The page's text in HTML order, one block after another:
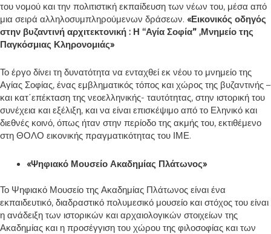
του νομού και την πολιτιστική εκπαίδευση των νέων του, μέσα από
μια σειρά αλληλοσυμπληρούμενων δράσεων. «Εικονικός οδηγός
στην βυζαντινή αρχιτεκτονική : Η “Αγία Σοφία” ,Μνημείο της
Παγκόσμιας Κληρονομιάς»
Το έργο δίνει τη δυνατότητα να ενταχθεί εκ νέου το μνημείο της
Αγίας Σοφίας, ένας εμβληματικός τόπος και χώρος της βυζαντινής –
και κατ΄επέκταση της νεοελληνικής- ταυτότητας, στην ιστορική του
συνέχεια και εξέλιξη, και να είναι επισκέψιμο από το Εληνικό και
διεθνές κοινό, όπως ήταν στην περίοδο της ακμής του, εκτιθέμενο
στη ΘΟΛΟ εικονικής πραγματικότητας του ΙΜΕ.
«Ψηφιακό Μουσείο Ακαδημίας Πλάτωνος»
Το Ψηφιακό Μουσείο της Ακαδημίας Πλάτωνος είναι ένα
εκπαιδευτικό, διαδραστικό πολυμεσικό μουσείο και στόχος του είναι
η ανάδειξη των ιστορικών και αρχαιολογικών στοιχείων της
Ακαδημίας και η προσέγγιση του χώρου της φιλοσοφίας και των